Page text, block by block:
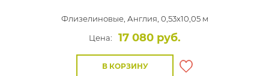
Флизелиновые, Англия, 0,53x10,05 м
Цена:
17 080 руб.
В КОРЗИНУ